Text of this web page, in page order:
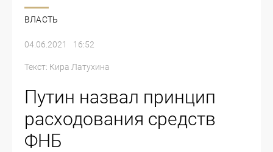
ВЛАСТЬ
04.06.2021 16:52
Текст: Кира Латухина
Путин назвал принцип
расходования средств
ФНБ